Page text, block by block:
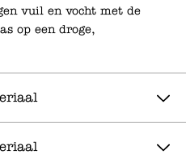
vuil en vocht met de
op een droge,